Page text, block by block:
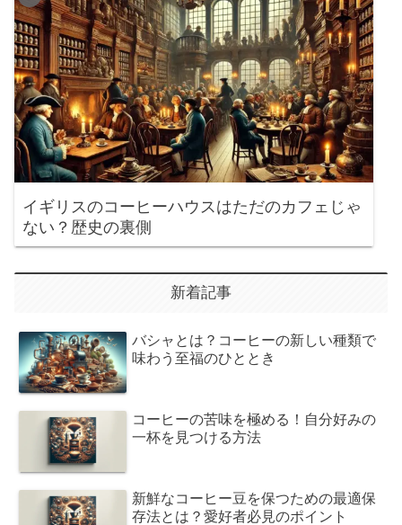
イギリスのコーヒーハウスはただのカフェじゃ
ない？歴史の裏側
新着記事
バシャとは？コーヒーの新しい種類で
味わう至福のひととき
コーヒーの苦味を極める！自分好みの
一杯を見つける方法
新鮮なコーヒー豆を保つための最適保
存法とは？愛好者必見のポイント